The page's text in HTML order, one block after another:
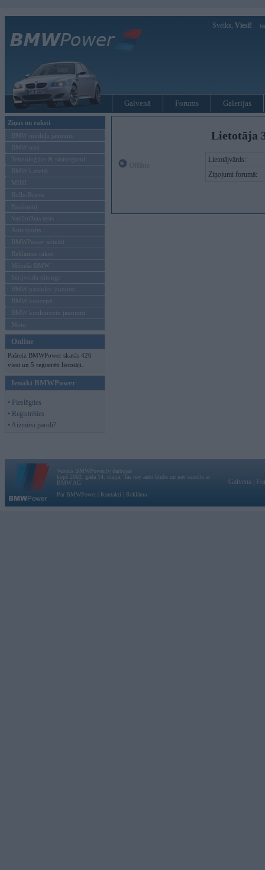
Sveiks, Viesi!
Galvenā Forums Galerijas
Ziņas un raksti
BMW modeļu jaunumi
BMW testi
Tehnoloģijas & sasniegumi
BMW Latvijā
MINI
Rolls-Royce
Pasākumi
Vadāmības tests
Autosports
BMWPower aktuāli
Reklāmas raksti
Mēneša BMW
Sērijveida tūnings
BMW pasaules jaunumi
BMW koncepti
BMW konkurentu jaunumi
Moto
Online
Pašreiz BMWPower skatās 426
viesi un 5 reģistrēti lietotāji.
Ienākt BMWPower
• Pieslēgties
• Reģistrēties
• Aizmirsi paroli?
Lietotāja
Lietotājvārds:
Ziņojumi forumā:
Vortāls BMWPower.lv darbojas
kopš 2002. gada 14. maija. Tas nav auto klubs un nav saistīts ar
BMW AG.
Par BMWPower
Kontakti Reklāma
Galvena